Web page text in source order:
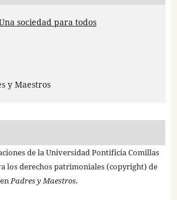
sociedad para todos
y Maestros
de la Universidad Pontificia Comillas
los derechos patrimoniales (copyright) de
Padres y Maestros.